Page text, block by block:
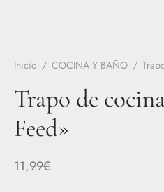
Inicio / COCINA Y BAÑO /
Trapo de
Feed»
11,99€